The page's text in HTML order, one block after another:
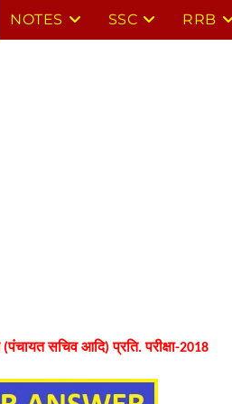
NOTES SSC RRB
(पंचायत सचिव आदि) प्रति. परीक्षा-2018